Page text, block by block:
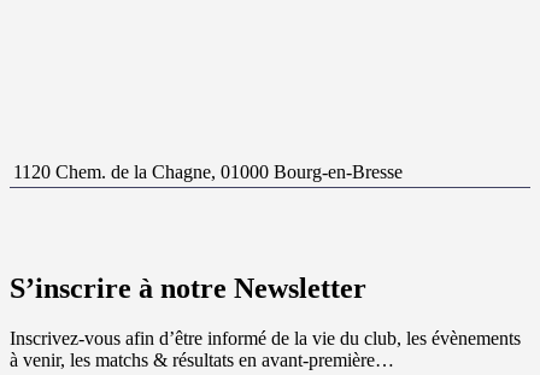
1120 Chem. de la Chagne, 01000 Bourg-en-Bresse
S’inscrire à notre Newsletter
Inscrivez-vous afin d’être informé de la vie du club, les évènements
à venir, les matchs & résultats en avant-première…